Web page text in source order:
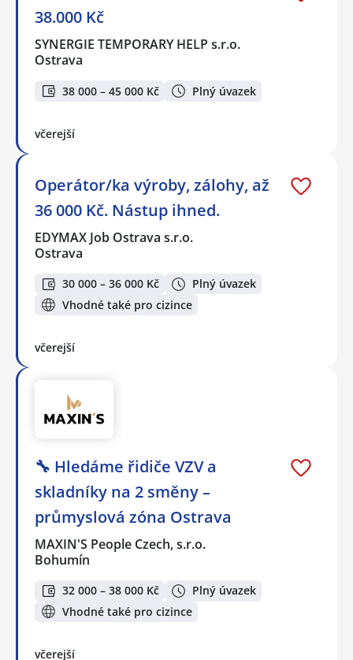
38.000 Kč
SYNERGIE TEMPORARY HELP s.r.o.
Ostrava
38 000 – 45 000 Kč Plný úvazek
včerejší
Operátor/ka výroby, zálohy, až
36 000 Kč. Nástup ihned.
EDYMAX Job Ostrava s.r.o.
Ostrava
30 000 – 36 000 Kč
Plný úvazek
Vhodné také pro cizince
včerejší
🔧 Hledáme řidiče VZV a
skladníky na 2 směny –
průmyslová zóna Ostrava
MAXIN'S People Czech, s.r.o.
Bohumín
32 000 – 38 000 Kč
Plný úvazek
Vhodné také pro cizince
včerejší